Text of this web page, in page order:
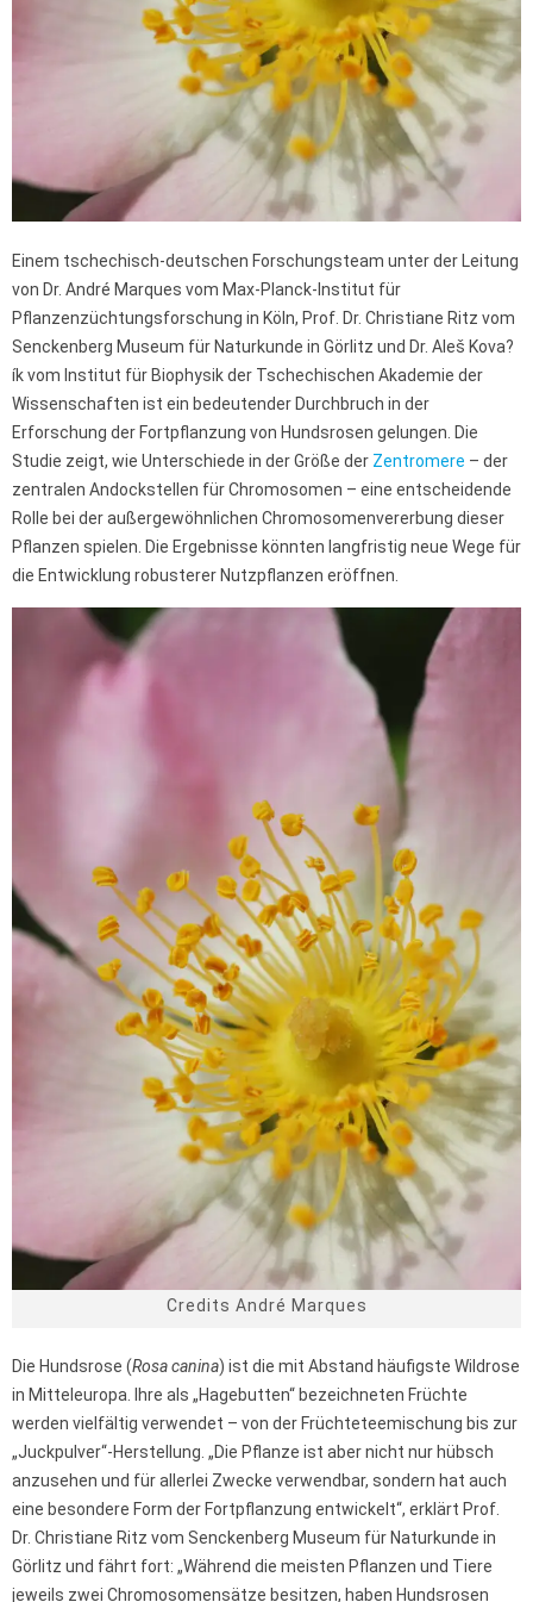
Einem tschechisch-deutschen Forschungsteam unter der Leitung
von Dr. André Marques vom Max-Planck-Institut für
Pflanzenzüchtungsforschung in Köln, Prof. Dr. Christiane Ritz vom
Senckenberg Museum für Naturkunde in Görlitz und Dr. Aleš Kova?
ík vom Institut für Biophysik der Tschechischen Akademie der
Wissenschaften ist ein bedeutender Durchbruch in der
Erforschung der Fortpflanzung von Hundsrosen gelungen. Die
Studie zeigt, wie Unterschiede in der Größe der Zentromere – der
zentralen Andockstellen für Chromosomen – eine entscheidende
Rolle bei der außergewöhnlichen Chromosomenvererbung dieser
Pflanzen spielen. Die Ergebnisse könnten langfristig neue Wege für
die Entwicklung robusterer Nutzpflanzen eröffnen.
Credits André Marques
Die Hundsrose (Rosa canina) ist die mit Abstand häufigste Wildrose
in Mitteleuropa. Ihre als „Hagebutten“ bezeichneten Früchte
werden vielfältig verwendet – von der Früchteteemischung bis zur
„Juckpulver“-Herstellung. „Die Pflanze ist aber nicht nur hübsch
anzusehen und für allerlei Zwecke verwendbar, sondern hat auch
eine besondere Form der Fortpflanzung entwickelt“, erklärt Prof.
Dr. Christiane Ritz vom Senckenberg Museum für Naturkunde in
Görlitz und fährt fort: „Während die meisten Pflanzen und Tiere
jeweils zwei Chromosomensätze besitzen, haben Hundsrosen